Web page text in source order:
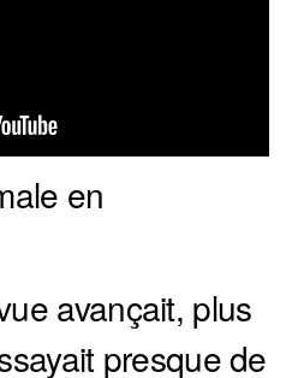
en
avançait, plus
presque de